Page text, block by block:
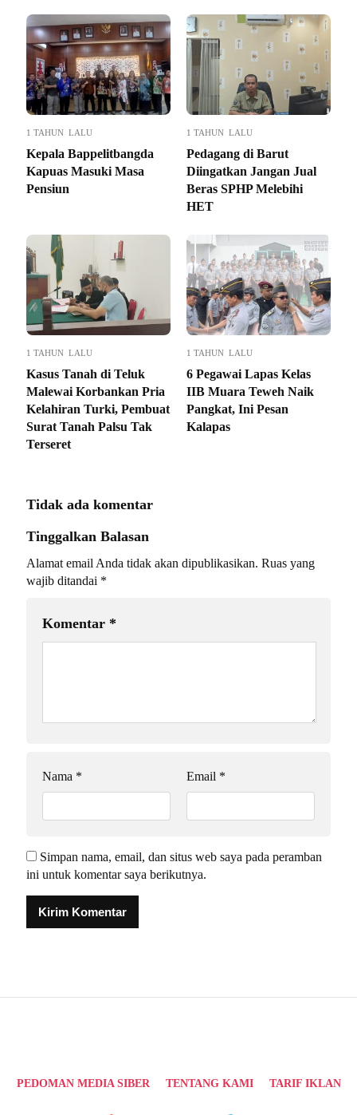
1 TAHUN LALU
Kepala Bappelitbangda
Kapuas Masuki Masa
Pensiun
1 TAHUN LALU
Pedagang di Barut
Diingatkan Jangan Jual
Beras SPHP Melebihi
HET
1 TAHUN LALU
Kasus Tanah di Teluk
Malewai Korbankan Pria
Kelahiran Turki, Pembuat
Surat Tanah Palsu Tak
Terseret
1 TAHUN LALU
6 Pegawai Lapas Kelas
IIB Muara Teweh Naik
Pangkat, Ini Pesan
Kalapas
Tidak ada komentar
Tinggalkan Balasan
Alamat email Anda tidak akan dipublikasikan. Ruas yang
wajib ditandai *
Komentar *
Nama * Email *
Simpan nama, email, dan situs web saya pada peramban
ini untuk komentar saya berikutnya.
PEDOMAN MEDIA SIBER TENTANG KAMI TARIF IKLAN